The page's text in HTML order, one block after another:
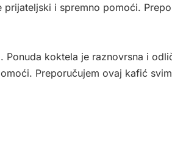
i spremno pomoći.
Ponuda koktela je raznovrsna i
Preporučujem ovaj kafić